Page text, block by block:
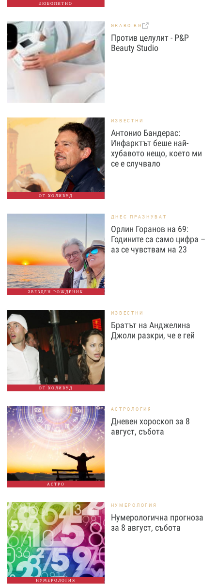
ЛЮБОПИТНО
GRABO.BG
Против целулит - P&P
Beauty Studio
ОТ ХОЛИВУД
ИЗВЕСТНИ
Антонио Бандерас:
Инфарктът беше най-
хубавото нещо, което ми
се е случвало
ЗВЕЗДЕН РОЖДЕНИК
ДНЕС ПРАЗНУВАТ
Орлин Горанов на 69:
Годините са само цифра –
аз се чувствам на 23
ОТ ХОЛИВУД
ИЗВЕСТНИ
Братът на Анджелина
Джоли разкри, че е гей
АСТРО
АСТРОЛОГИЯ
Дневен хороскоп за 8
август, събота
НУМЕРОЛОГИЯ
НУМЕРОЛОГИЯ
Нумерологична прогноза
за 8 август, събота